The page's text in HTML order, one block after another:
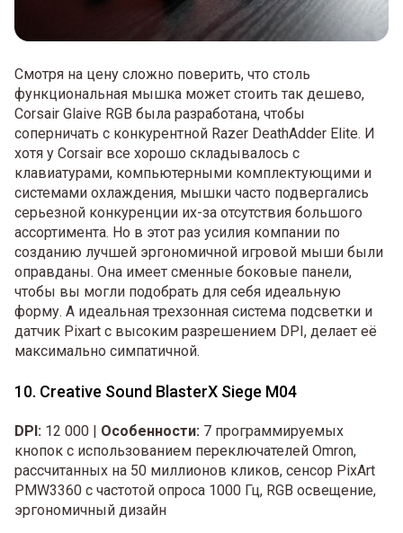
Смотря на цену сложно поверить, что столь
функциональная мышка может стоить так дешево,
Corsair Glaive RGB была разработана, чтобы
соперничать с конкурентной Razer DeathAdder Elite. И
хотя у Corsair все хорошо складывалось с
клавиатурами, компьютерными комплектующими и
системами охлаждения, мышки часто подвергались
серьезной конкуренции их-за отсутствия большого
ассортимента. Но в этот раз усилия компании по
созданию лучшей эргономичной игровой мыши были
оправданы. Она имеет сменные боковые панели,
чтобы вы могли подобрать для себя идеальную
форму. А идеальная трехзонная система подсветки и
датчик Pixart с высоким разрешением DPI, делает её
максимально симпатичной.
10. Creative Sound BlasterX Siege M04
DPI: 12 000 | Особенности: 7 программируемых
кнопок с использованием переключателей Omron,
рассчитанных на 50 миллионов кликов, сенсор PixArt
PMW3360 с частотой опроса 1000 Гц, RGB освещение,
эргономичный дизайн